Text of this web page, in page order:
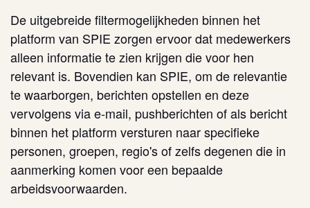
De uitgebreide filtermogelijkheden binnen het
platform van SPIE zorgen ervoor dat medewerkers
alleen informatie te zien krijgen die voor hen
relevant is. Bovendien kan SPIE, om de relevantie
te waarborgen, berichten opstellen en deze
vervolgens via e-mail, pushberichten of als bericht
binnen het platform versturen naar specifieke
personen, groepen, regio's of zelfs degenen die in
aanmerking komen voor een bepaalde
arbeidsvoorwaarden.